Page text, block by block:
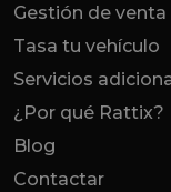
Gestión de venta
Tasa tu vehículo
Servicios
¿Por qué Rattix?
Blog
Contactar